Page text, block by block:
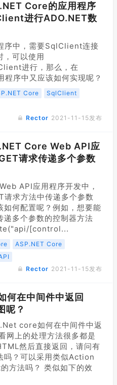
Core的应用程序
进行ADO.NET数
序中，需要SqlClient连接
，可以使用
进行，那么，在
序中又应该如何实现呢？
Core
SqlClient
Rector 2021-11-15发布
Core Web API应
请求传递多个参数
API应用程序开发中，
请求方法中传递多个参数
如何配置呢？例如，想要能
递多个参数的控制器方法
[control...
ASP.NET Core
Rector 2021-11-15发布
在中间件中返回
呢？
core如何在中间件中返
网上的处理方法很多都是
然后直接返回，请问有
吗？可以采用类似Action
方法吗？ 类似如下的效